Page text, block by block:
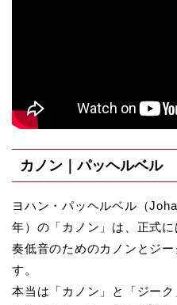
カノン｜パッヘルベル
ヨハン・パッヘルベル（
年）の「カノン」は、正式
奏低音のためのカノンとジ
す。
本当は「カノン」と「ジー